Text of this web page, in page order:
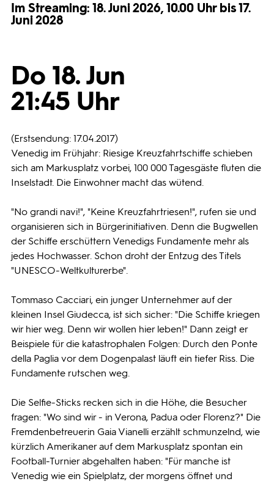
Programmwochen
Im Streaming: 18. Juni 2026, 10.00 Uhr bis 17.
Juni 2028
Do 18. Jun
21:45 Uhr
(Erstsendung: 17.04.2017)
Venedig im Frühjahr: Riesige Kreuzfahrtschiffe schieben
sich am Markusplatz vorbei, 100 000 Tagesgäste fluten die
Inselstadt. Die Einwohner macht das wütend.
"No grandi navi!", "Keine Kreuzfahrtriesen!", rufen sie und
organisieren sich in Bürgerinitiativen. Denn die Bugwellen
der Schiffe erschüttern Venedigs Fundamente mehr als
jedes Hochwasser. Schon droht der Entzug des Titels
"UNESCO-Weltkulturerbe".
Tommaso Cacciari, ein junger Unternehmer auf der
kleinen Insel Giudecca, ist sich sicher: "Die Schiffe kriegen
wir hier weg. Denn wir wollen hier leben!" Dann zeigt er
Beispiele für die katastrophalen Folgen: Durch den Ponte
della Paglia vor dem Dogenpalast läuft ein tiefer Riss. Die
Fundamente rutschen weg.
Die Selfie-Sticks recken sich in die Höhe, die Besucher
fragen: "Wo sind wir - in Verona, Padua oder Florenz?" Die
Fremdenbetreuerin Gaia Vianelli erzählt schmunzelnd, wie
kürzlich Amerikaner auf dem Markusplatz spontan ein
Football-Turnier abgehalten haben: "Für manche ist
Venedig wie ein Spielplatz, der morgens öffnet und